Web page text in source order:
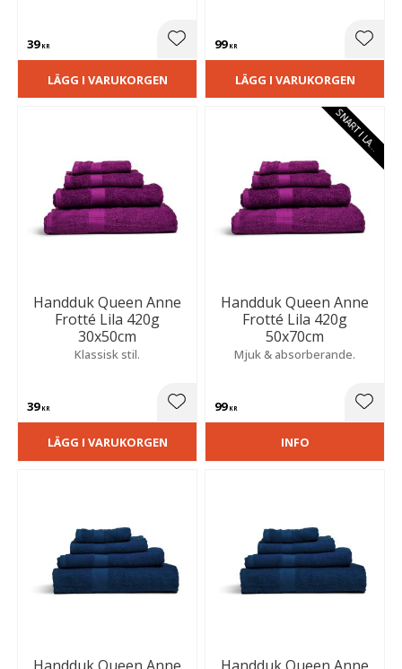
39KR Lägg till i favoriter
LÄGG I VARUKORGEN
99KR
LÄGG I VARUKORGEN
Handduk Queen Anne
Frotté Lila 420g
30x50cm
Klassisk stil.
39KR Lägg till i favoriter
LÄGG I VARUKORGEN
Handduk Queen Anne
Frotté Lila 420g
50x70cm
Mjuk & absorberande.
99KR
S
N
A
R
T
I
L
A
G
E
R
INFO